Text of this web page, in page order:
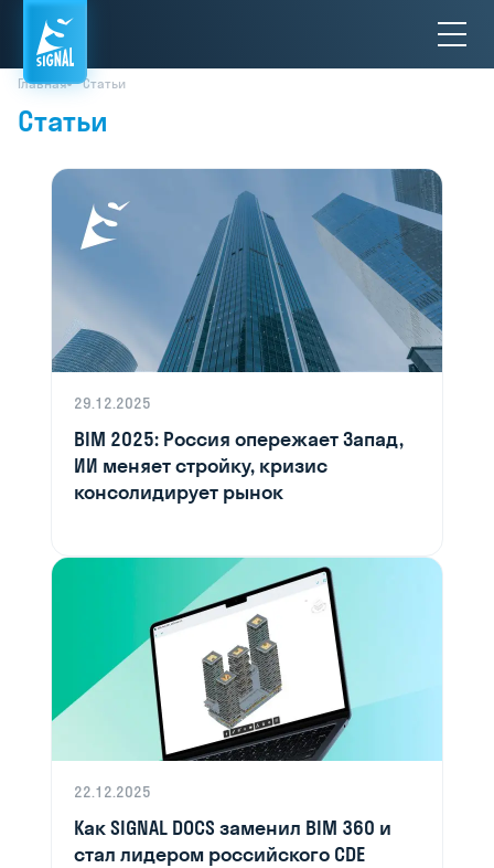
Главная Статьи
Статьи
29.12.2025
BIM 2025: Россия опережает Запад,
ИИ меняет стройку, кризис
консолидирует рынок
22.12.2025
Как SIGNAL DOCS заменил BIM 360 и
стал лидером российского CDE